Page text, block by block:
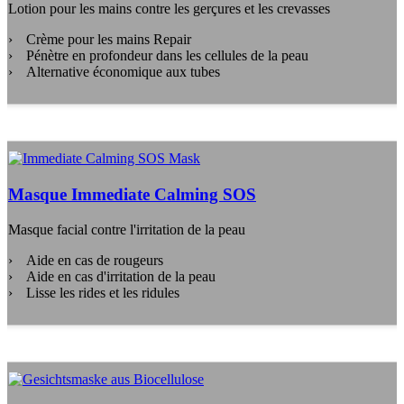
Lotion pour les mains contre les gerçures et les crevasses
Crème pour les mains Repair
Pénètre en profondeur dans les cellules de la peau
Alternative économique aux tubes
Masque Immediate Calming SOS
Masque facial contre l'irritation de la peau
Aide en cas de rougeurs
Aide en cas d'irritation de la peau
Lisse les rides et les ridules